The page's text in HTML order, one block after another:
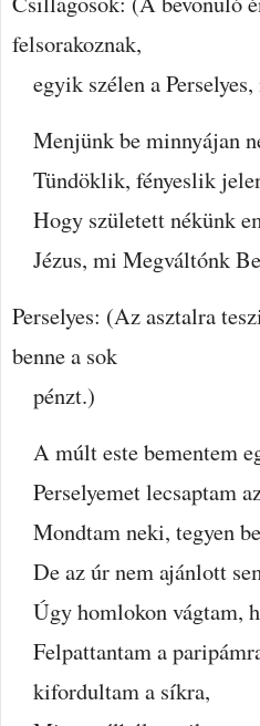
felsorakoznak,
egyik szélen a
Menjünk be minnyájan
Tündöklik, fényeslik
Hogy született nékünk
Jézus, mi Megváltónk
Perselyes: (Az asztalra
benne a sok
pénzt.)
A múlt este bementem
Perselyemet lecsaptam
Mondtam neki, tegyen
De az úr nem ajánlott
Úgy homlokon vágtam,
Felpattantam a
kifordultam a síkra,